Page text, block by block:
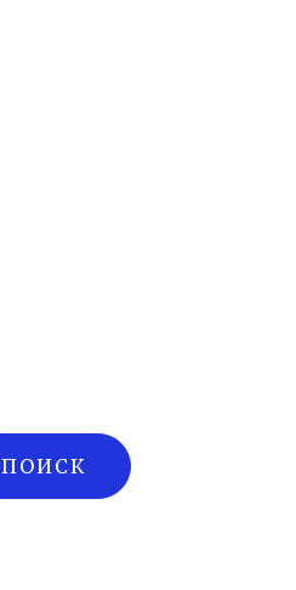
ПОИСК